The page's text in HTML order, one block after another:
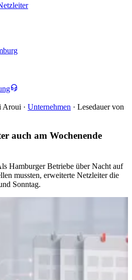
Aroui · Unternehmen · Lesedauer von
auch am Wochenende
Hamburger Betriebe über Nacht auf
mussten, erweiterte Netzleiter die
Sonntag.